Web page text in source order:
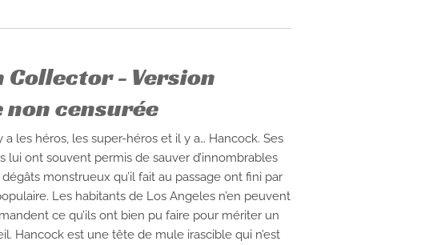
Collector - Version
non censurée
a les héros, les super-héros et il y a… Hancock. Ses
lui ont souvent permis de sauver d’innombrables
monstrueux qu’il fait au passage ont fini par
Les habitants de Los Angeles n’en peuvent
ce qu’ils ont bien pu faire pour mériter un
Hancock est une tête de mule irascible qui n’est